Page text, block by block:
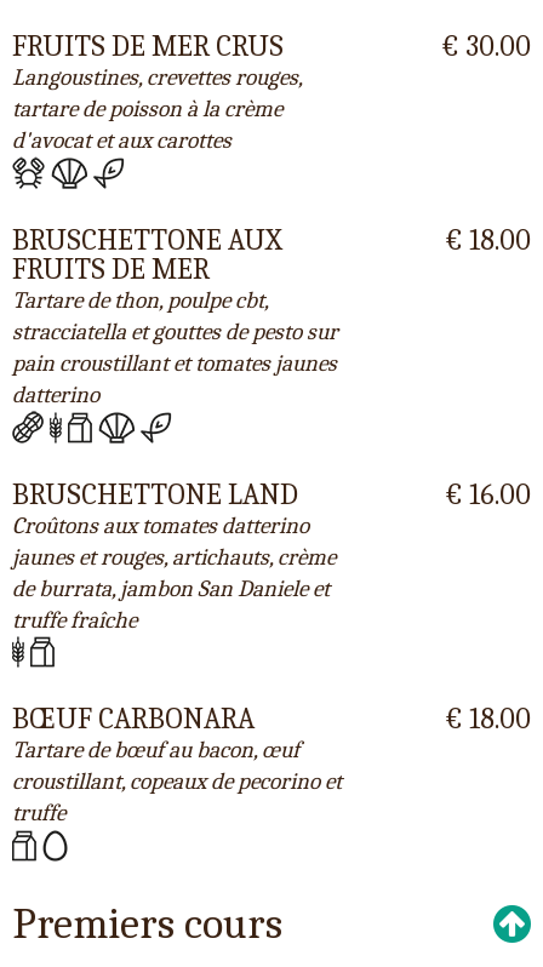
FRUITS DE MER CRUS
Langoustines, crevettes rouges,
tartare de poisson à la crème
d'avocat et aux carottes
€ 30.00
BRUSCHETTONE AUX
FRUITS DE MER
Tartare de thon, poulpe cbt,
stracciatella et gouttes de pesto sur
pain croustillant et tomates jaunes
datterino
€ 18.00
BRUSCHETTONE LAND
Croûtons aux tomates datterino
jaunes et rouges, artichauts, crème
de burrata, jambon San Daniele et
truffe fraîche
€ 16.00
BŒUF CARBONARA
Tartare de bœuf au bacon, œuf
croustillant, copeaux de pecorino et
truffe
€ 18.00
Premiers cours